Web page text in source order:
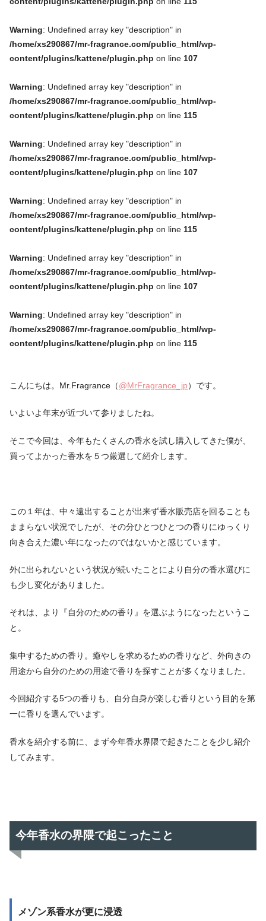
Warning: Undefined array key "description" in
/home/xs290867/mr-fragrance.com/public_html/wp-
content/plugins/kattene/plugin.php on line 107
Warning: Undefined array key "description" in
/home/xs290867/mr-fragrance.com/public_html/wp-
content/plugins/kattene/plugin.php on line 115
Warning: Undefined array key "description" in
/home/xs290867/mr-fragrance.com/public_html/wp-
content/plugins/kattene/plugin.php on line 107
Warning: Undefined array key "description" in
/home/xs290867/mr-fragrance.com/public_html/wp-
content/plugins/kattene/plugin.php on line 115
Warning: Undefined array key "description" in
/home/xs290867/mr-fragrance.com/public_html/wp-
content/plugins/kattene/plugin.php on line 107
Warning: Undefined array key "description" in
/home/xs290867/mr-fragrance.com/public_html/wp-
content/plugins/kattene/plugin.php on line 115
こんにちは。Mr.Fragrance（ @MrFragrance_jp ）です。
いよいよ年末が近づいて参りましたね。
そこで今回は、今年もたくさんの香水を試し購入してきた僕が、
買ってよかった香水を５つ厳選して紹介します。
この１年は、中々遠出することが出来ず香水販売店を回ることも
ままらない状況でしたが、その分ひとつひとつの香りにゆっくり
向き合えた濃い年になったのではないかと感じています。
外に出られないという状況が続いたことにより自分の香水選びに
も少し変化がありました。
それは、より『自分のための香り』を選ぶようになったというこ
と。
集中するための香り。癒やしを求めるための香りなど、外向きの
用途から自分のための用途で香りを探すことが多くなりました。
今回紹介する5つの香りも、自分自身が楽しむ香りという目的を第
一に香りを選んでいます。
香水を紹介する前に、まず今年香水界隈で起きたことを少し紹介
してみます。
今年香水の界隈で起こったこと
メゾン系香水が更に浸透